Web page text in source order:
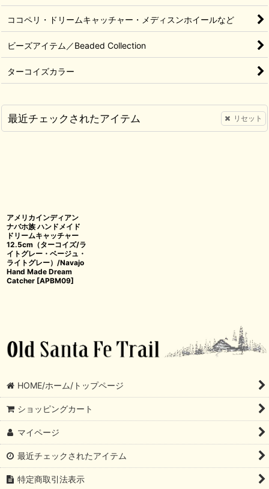
ココペリ・ドリームキャッチャー・メディスンホイールなど
ビーズアイテム／Beaded Collection
ターコイズカラー
最近チェックされたアイテム リセット
アメリカインディアン
ナバホ族 ハンドメイド
ドリームキャッチャー
12.5cm（ターコイズ/ラ
イトグレー・ベージュ・
ライトグレー）/Navajo
Hand Made Dream
Catcher [APBM09]
HOME/ホーム/トップページ
ショッピングカート
マイページ
最近チェックされたアイテム
特定商取引法表示